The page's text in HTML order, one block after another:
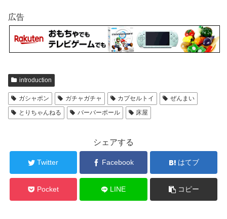
広告
introduction
ガシャポン ガチャガチャ カプセルトイ
ぜんまい
とりちゃんねる
バーバーポール 床屋
シェアする
Twitter Facebook はてブ
Pocket LINE コピー